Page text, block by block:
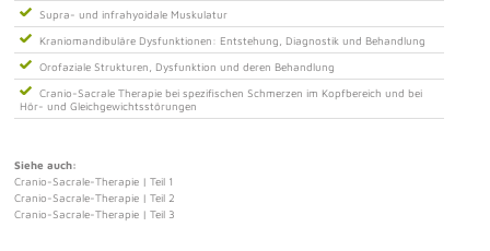
Supra- und infrahyoidale Muskulatur
Kraniomandibuläre Dysfunktionen: Entstehung, Diagnostik und Behandlung
Orofaziale Strukturen, Dysfunktion und deren Behandlung
Cranio-Sacrale Therapie bei spezifischen Schmerzen im Kopfbereich und bei
Hör- und Gleichgewichtsstörungen
Siehe auch:
Cranio-Sacrale-Therapie | Teil 1
Cranio-Sacrale-Therapie | Teil 2
Cranio-Sacrale-Therapie | Teil 3